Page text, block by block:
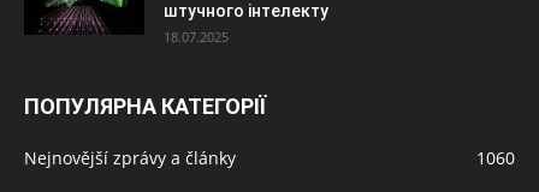
штучного інтелекту
18.07.2025
ПОПУЛЯРНА КАТЕГОРІЇ
Nejnovější zprávy a články 1060